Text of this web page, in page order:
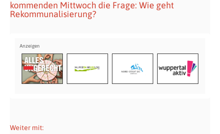
kommenden Mittwoch die Frage: Wie geht
Rekommunalisierung?
Weiter mit: